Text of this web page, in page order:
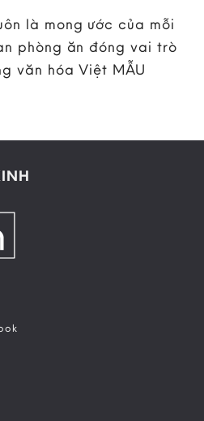
là mong ước của mỗi
phòng ăn đóng vai trò
văn hóa Việt MẪU